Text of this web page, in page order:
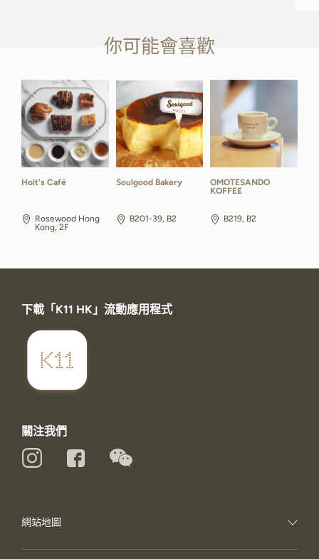
你可能會喜歡
Holt's Café
Rosewood Hong
Kong, 2F
Soulgood Bakery
B201-39, B2
OMOTESANDO
KOFFEE
B219, B2
下載「K11 HK」流動應用程式
關注我們
網站地圖